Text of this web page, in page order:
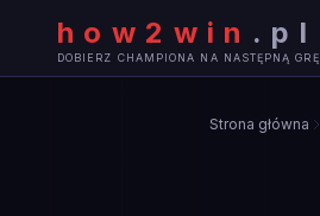
how2win . pl
DOBIERZ CHAMPIONA NA NASTĘPNĄ GRĘ
Strona główna